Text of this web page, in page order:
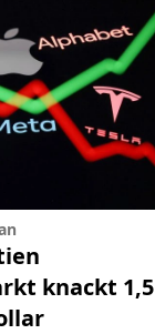
knackt 1,5